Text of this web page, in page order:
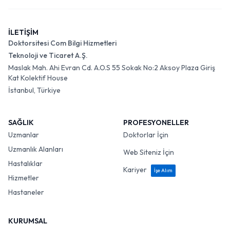
İLETİŞİM
Doktorsitesi Com Bilgi Hizmetleri
Teknoloji ve Ticaret A.Ş.
Maslak Mah. Ahi Evran Cd. A.O.S 55 Sokak No:2 Aksoy Plaza Giriş
Kat Kolektif House
İstanbul, Türkiye
SAĞLIK
Uzmanlar
Uzmanlık Alanları
Hastalıklar
Hizmetler
Hastaneler
PROFESYONELLER
Doktorlar İçin
Web Siteniz İçin
Kariyer
İşe Alım
KURUMSAL